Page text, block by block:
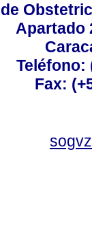
Apartado
Teléfono:
Fax: